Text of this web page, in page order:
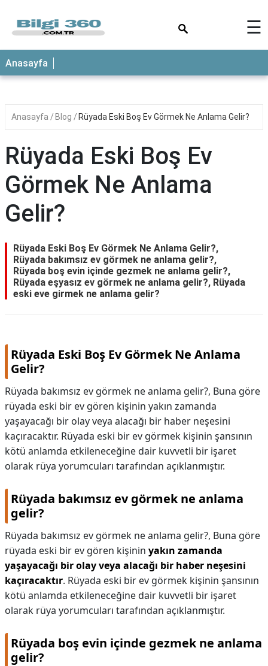
ANASAYFA
☰
Anasayfa
Anasayfa Blog Rüyada Eski Boş Ev Görmek Ne Anlama Gelir?
Rüyada Eski Boş Ev
Görmek Ne Anlama
Gelir?
Rüyada Eski Boş Ev Görmek Ne Anlama Gelir?,
Rüyada bakımsız ev görmek ne anlama gelir?,
Rüyada boş evin içinde gezmek ne anlama gelir?,
Rüyada eşyasız ev görmek ne anlama gelir?, Rüyada
eski eve girmek ne anlama gelir?
Rüyada Eski Boş Ev Görmek Ne Anlama
Gelir?
Rüyada bakımsız ev görmek ne anlama gelir?, Buna göre
rüyada eski bir ev gören kişinin yakın zamanda
yaşayacağı bir olay veya alacağı bir haber neşesini
kaçıracaktır. Rüyada eski bir ev görmek kişinin şansının
kötü anlamda etkileneceğine dair kuvvetli bir işaret
olarak rüya yorumcuları tarafından açıklanmıştır.
Rüyada bakımsız ev görmek ne anlama
gelir?
Rüyada bakımsız ev görmek ne anlama gelir?, Buna göre
rüyada eski bir ev gören kişinin yakın zamanda
yaşayacağı bir olay veya alacağı bir haber neşesini
kaçıracaktır. Rüyada eski bir ev görmek kişinin şansının
kötü anlamda etkileneceğine dair kuvvetli bir işaret
olarak rüya yorumcuları tarafından açıklanmıştır.
Rüyada boş evin içinde gezmek ne anlama
gelir?